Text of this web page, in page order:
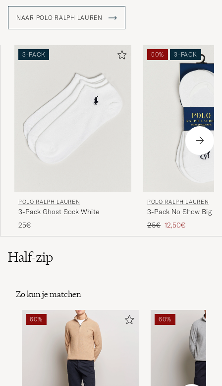
NAAR POLO RALPH LAUREN
3-PACK
POLO RALPH LAUREN
3-Pack Ghost Sock White
25€
50% 3-PACK
POLO RALPH LAUREN
3-Pack No Show Big
Socks White
Reguliere prijs
25€ Verlaagd prijs
12,50€
Half-zip
Zo kun je matchen
60% 60%